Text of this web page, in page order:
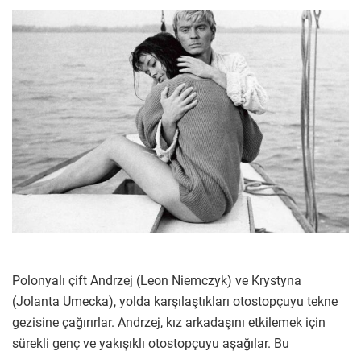
Polonyalı çift Andrzej (Leon Niemczyk) ve Krystyna
(Jolanta Umecka), yolda karşılaştıkları otostopçuyu tekne
gezisine çağırırlar. Andrzej, kız arkadaşını etkilemek için
sürekli genç ve yakışıklı otostopçuyu aşağılar. Bu